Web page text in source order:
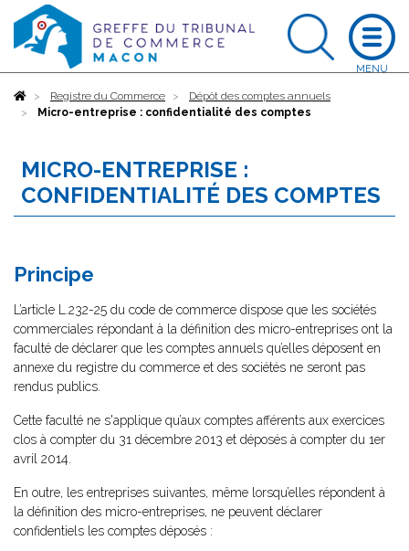
AccueilRegistre du Commerce
Dépôt des comptes annuels
Micro-entreprise : confidentialité des comptes
MICRO-ENTREPRISE :
CONFIDENTIALITÉ DES COMPTES
Principe
L’article L.232-25 du code de commerce dispose que les sociétés
commerciales répondant à la définition des micro-entreprises ont la
faculté de déclarer que les comptes annuels qu’elles déposent en
annexe du registre du commerce et des sociétés ne seront pas
rendus publics.
Cette faculté ne s'applique qu’aux comptes afférents aux exercices
clos à compter du 31 décembre 2013 et déposés à compter du 1er
avril 2014.
En outre, les entreprises suivantes, même lorsqu’elles répondent à
la définition des micro-entreprises, ne peuvent déclarer
confidentiels les comptes déposés :